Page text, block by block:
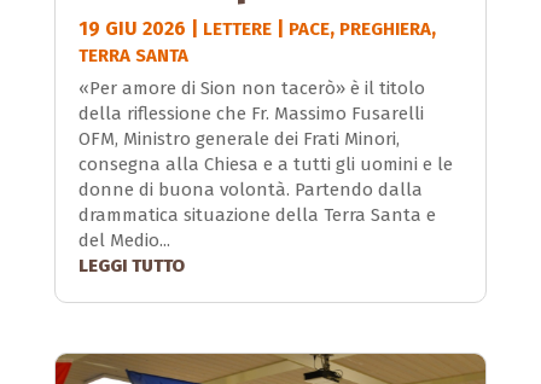
19 GIU 2026 LETTERE| PACE, PREGHIERA,
TERRA SANTA
«Per amore di Sion non tacerò» è il titolo
della riflessione che Fr. Massimo Fusarelli
OFM, Ministro generale dei Frati Minori,
consegna alla Chiesa e a tutti gli uomini e le
donne di buona volontà. Partendo dalla
drammatica situazione della Terra Santa e
del Medio...
LEGGI TUTTO